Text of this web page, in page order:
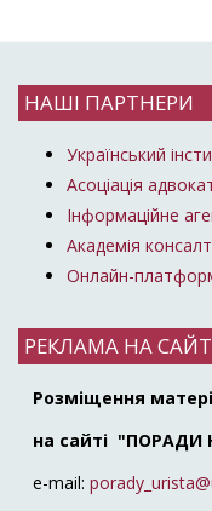
НАШІ ПАРТНЕРИ
Український
Асоціація
Інформаційне
Академія
Онлайн-
РЕКЛАМА НА
Розміщення
на сайті "ПОРАДИ
e-mail: